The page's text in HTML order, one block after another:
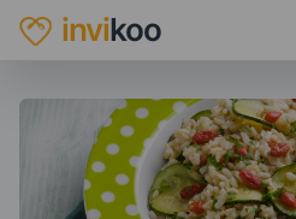
invikoo